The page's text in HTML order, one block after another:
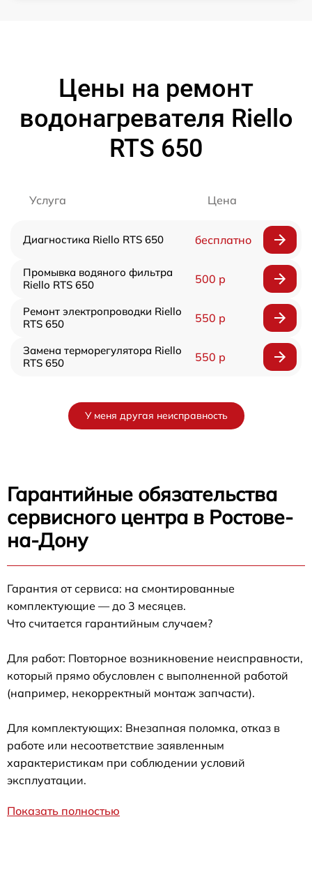
Цены на ремонт
водонагревателя Riello
RTS 650
Услуга Цена
Диагностика Riello RTS 650 бесплатно
Промывка водяного фильтра
Riello RTS 650
500 р
Ремонт электропроводки Riello
RTS 650
550 р
Замена терморегулятора Riello
RTS 650
550 р
У меня другая неисправность
Гарантийные обязательства
сервисного центра в Ростове-
на-Дону
Гарантия от сервиса: на смонтированные
комплектующие — до 3 месяцев.
Что считается гарантийным случаем?
Для работ: Повторное возникновение неисправности,
который прямо обусловлен с выполненной работой
(например, некорректный монтаж запчасти).
Для комплектующих: Внезапная поломка, отказ в
работе или несоответствие заявленным
характеристикам при соблюдении условий
эксплуатации.
Показать полностью